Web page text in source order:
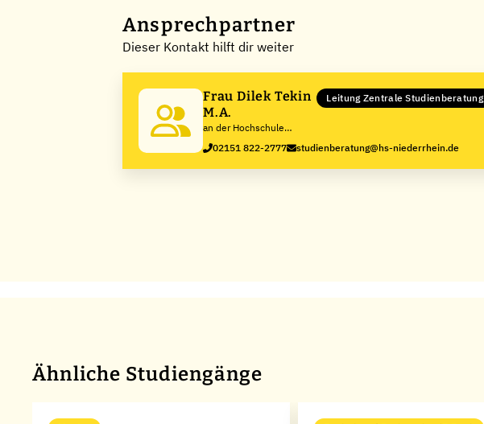
Ansprechpartner
Dieser Kontakt hilft dir weiter
Frau Dilek Tekin
M.A.
an der Hochschule
Niederrhein
Leitung Zentrale Studienberatung
02151 822-2777 studienberatung@hs-niederrhein.de
Ähnliche Studiengänge